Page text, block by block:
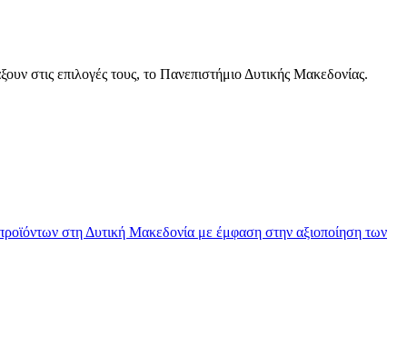
στις επιλογές τους, το Πανεπιστήμιο Δυτικής Μακεδονίας.
στη Δυτική Μακεδονία με έμφαση στην αξιοποίηση των